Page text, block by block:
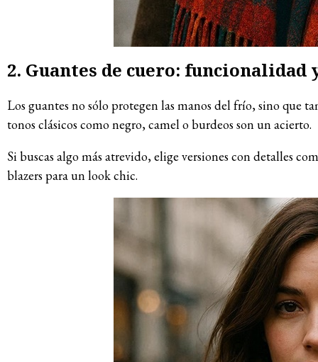
2. Guantes de cuero: funcionalidad
Los guantes no sólo protegen las manos del frío, sino que
tonos clásicos como negro, camel o burdeos son un acierto.
Si buscas algo más atrevido, elige versiones con detalles
blazers para un look chic.